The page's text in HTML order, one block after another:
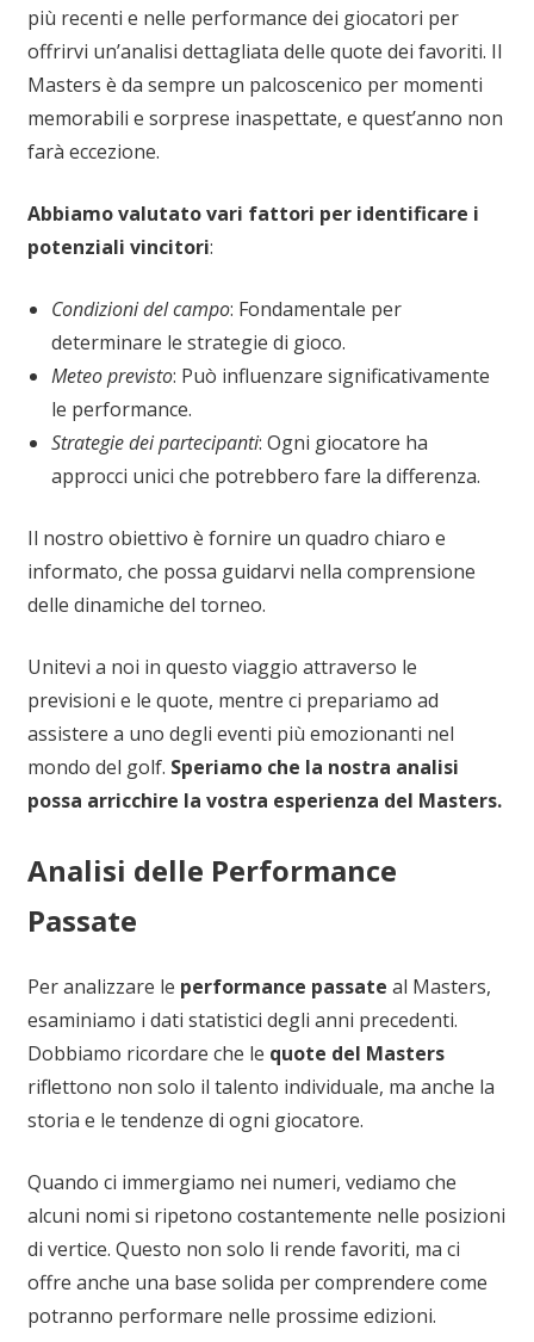
più recenti e nelle performance dei giocatori per
offrirvi un’analisi dettagliata delle quote dei favoriti. Il
Masters è da sempre un palcoscenico per momenti
memorabili e sorprese inaspettate, e quest’anno non
farà eccezione.
Abbiamo valutato vari fattori per identificare i
potenziali vincitori:
Condizioni del campo: Fondamentale per
determinare le strategie di gioco.
Meteo previsto: Può influenzare significativamente
le performance.
Strategie dei partecipanti: Ogni giocatore ha
approcci unici che potrebbero fare la differenza.
Il nostro obiettivo è fornire un quadro chiaro e
informato, che possa guidarvi nella comprensione
delle dinamiche del torneo.
Unitevi a noi in questo viaggio attraverso le
previsioni e le quote, mentre ci prepariamo ad
assistere a uno degli eventi più emozionanti nel
mondo del golf. Speriamo che la nostra analisi
possa arricchire la vostra esperienza del Masters.
Analisi delle Performance
Passate
Per analizzare le performance passate al Masters,
esaminiamo i dati statistici degli anni precedenti.
Dobbiamo ricordare che le quote del Masters
riflettono non solo il talento individuale, ma anche la
storia e le tendenze di ogni giocatore.
Quando ci immergiamo nei numeri, vediamo che
alcuni nomi si ripetono costantemente nelle posizioni
di vertice. Questo non solo li rende favoriti, ma ci
offre anche una base solida per comprendere come
potranno performare nelle prossime edizioni.